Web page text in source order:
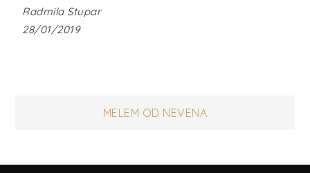
Radmila Stupar
28/01/2019
navigation
MELEM OD NEVENA